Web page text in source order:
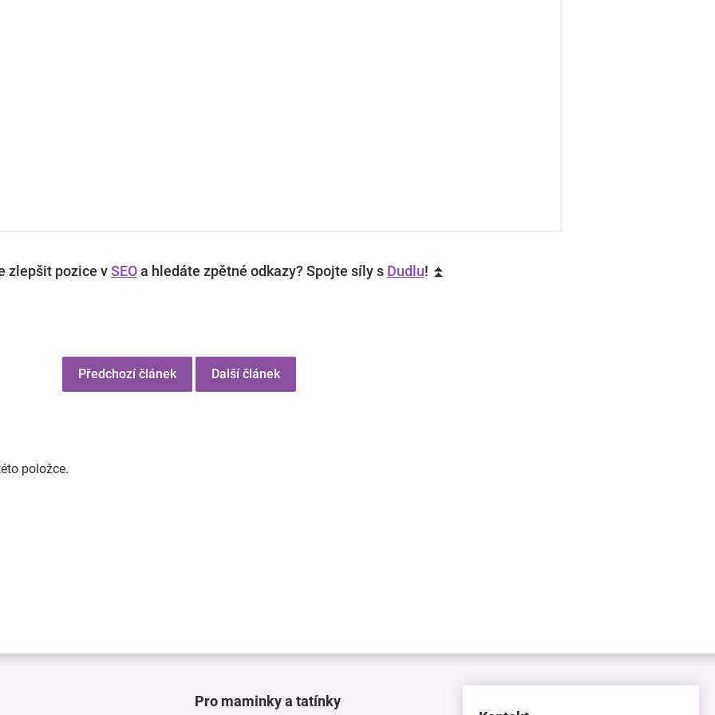
zlepšit pozice vSEOa hledáte zpětné odkazy? Spojte síly s Dudlu! ⏫
Předchozí článek Další článek
položce.
Pro maminky a tatínky